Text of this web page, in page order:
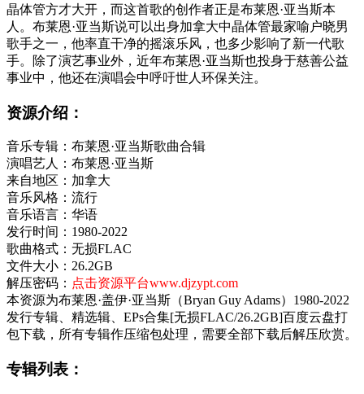
晶体管方才大开，而这首歌的创作者正是布莱恩·亚当斯本
人。布莱恩·亚当斯说可以出身加拿大中晶体管最家喻户晓男
歌手之一，他率直干净的摇滚乐风，也多少影响了新一代歌
手。除了演艺事业外，近年布莱恩·亚当斯也投身于慈善公益
事业中，他还在演唱会中呼吁世人环保关注。
资源介绍：
音乐专辑：布莱恩·亚当斯歌曲合辑
演唱艺人：布莱恩·亚当斯
来自地区：加拿大
音乐风格：流行
音乐语言：华语
发行时间：1980-2022
歌曲格式：无损FLAC
文件大小：26.2GB
解压密码： 点击资源平台www.djzypt.com
本资源为布莱恩·盖伊·亚当斯（Bryan Guy Adams）1980-2022
发行专辑、精选辑、EPs合集[无损FLAC/26.2GB]百度云盘打
包下载，所有专辑作压缩包处理，需要全部下载后解压欣赏。
专辑列表：